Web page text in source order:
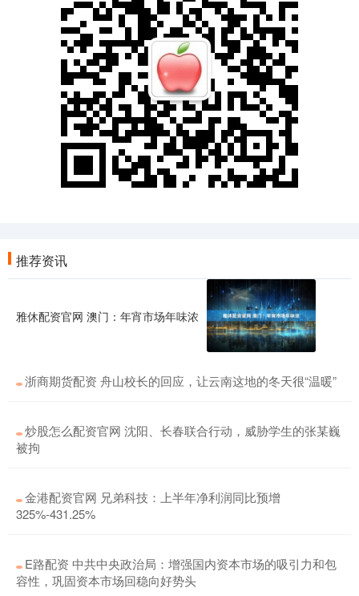
推荐资讯
雅休配资官网 澳门：年宵市场年味浓
浙商期货配资 舟山校长的回应，让云南这地的冬天很“温暖”
炒股怎么配资官网 沈阳、长春联合行动，威胁学生的张某巍
被拘
金港配资官网 兄弟科技：上半年净利润同比预增
325%-431.25%
E路配资 中共中央政治局：增强国内资本市场的吸引力和包
容性，巩固资本市场回稳向好势头